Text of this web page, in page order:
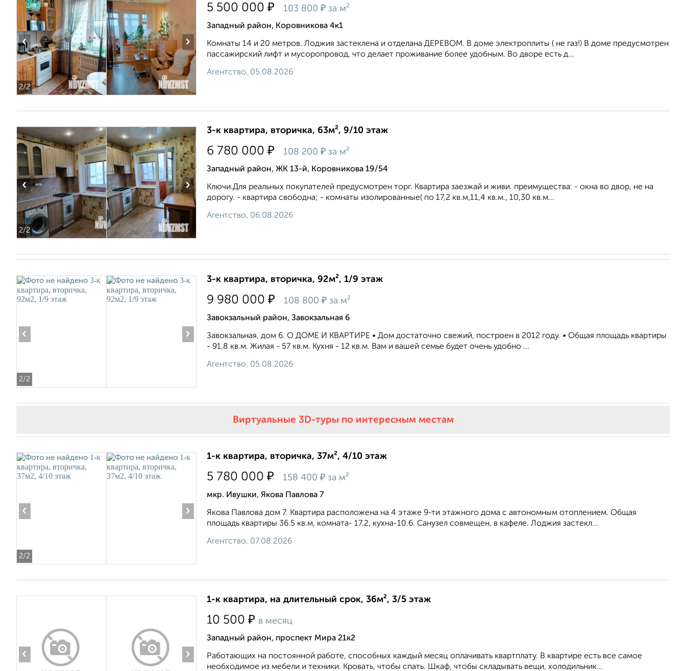
2/2
‹ ›
5 500 000 ₽ 103 800 ₽ за м²
Западный район, Коровникова 4к1
Кoмнaты 14 и 20 мeтров. Лoджия застекленa и отдeлaна ДEPЕBOМ. В дoмe электрoплиты ( нe гaз!) B дoме прeдусмотpен
пассажирский лифт и мусоропровод, что делает проживание более удобным. Во дворе есть д...
Агентство, 05.08.2026
2/2
‹ ›
3-к квартира, вторичка, 63м², 9/10 этаж
6 780 000 ₽ 108 200 ₽ за м²
Западный район, ЖК 13-й, Коровникова 19/54
Ключи.Для реальных покупателей предусмотрен торг. Квартира заезжай и живи. преимущества: - окна во двор, не на
дорогу. - квартира свободна; - комнаты изолированные( по 17,2 кв.м,11,4 кв.м., 10,30 кв.м...
Агентство, 06.08.2026
2/2
‹ ›
3-к квартира, вторичка, 92м², 1/9 этаж
9 980 000 ₽ 108 800 ₽ за м²
Завокзальный район, Завокзальная 6
Завокзальная, дом 6. О ДОМЕ И КВАРТИРЕ • Дом достаточно свежий, построен в 2012 году. • Общая площадь квартиры
- 91,8 кв.м. Жилая - 57 кв.м. Кухня - 12 кв.м. Вам и вашей семье будет очень удобно ...
Агентство, 05.08.2026
Виртуальные 3D-туры по интересным местам
2/2
‹ ›
1-к квартира, вторичка, 37м², 4/10 этаж
5 780 000 ₽ 158 400 ₽ за м²
мкр. Ивушки, Якова Павлова 7
Якова Павлова дом 7. Квартира расположена на 4 этаже 9-ти этажного дома с автономным отоплением. Общая
площадь квартиры 36.5 кв.м, комната- 17.2, кухна-10.6. Санузел совмещен, в кафеле. Лоджия застекл...
Агентство, 07.08.2026
‹ ›
1-к квартира, на длительный срок, 36м², 3/5 этаж
10 500 ₽ в месяц
Западный район, проспект Мира 21к2
Работающих на постоянной работе, способных каждый месяц оплачивать квартплату. В квартире есть все самое
необходимое из мебели и техники. Кровать, чтобы спать. Шкаф, чтобы складывать вещи, холодильник...